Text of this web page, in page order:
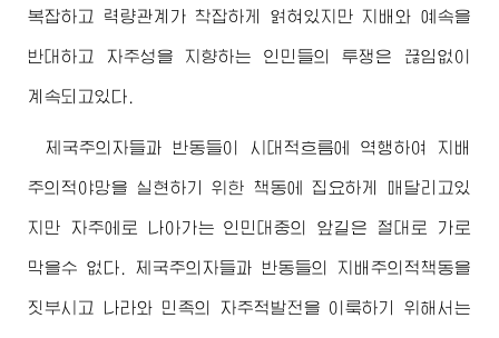
복잡하고 력량관계가 착잡하게 얽혀있지만 지배와 예속을
반대하고 자주성을 지향하는 인민들의 투쟁은 끊임없이
계속되고있다.
제국주의자들과 반동들이 시대적흐름에 역행하여 지배
주의적야망을 실현하기 위한 책동에 집요하게 매달리고있
지만 자주에로 나아가는 인민대중의 앞길은 절대로 가로
막을수 없다. 제국주의자들과 반동들의 지배주의적책동을
짓부시고 나라와 민족의 자주적발전을 이룩하기 위해서는